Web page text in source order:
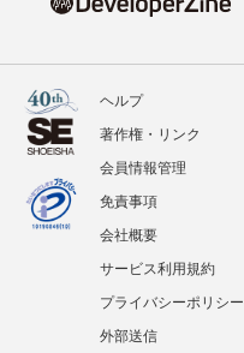
ヘルプ
著作権・リンク
会員情報管理
免責事項
会社概要
サービス利用規約
プライバシーポリシー
外部送信